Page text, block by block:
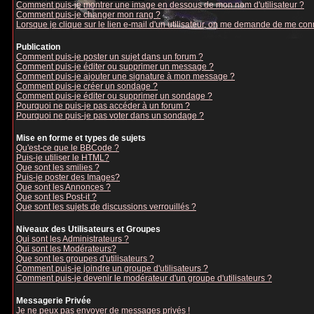
Comment puis-je montrer une image en dessous de mon nom d'utilisateur ?
Comment puis-je changer mon rang ?
Lorsque je clique sur le lien e-mail d'un utilisateur, on me demande de me
Publication
Comment puis-je poster un sujet dans un forum ?
Comment puis-je éditer ou supprimer un message ?
Comment puis-je ajouter une signature à mon message ?
Comment puis-je créer un sondage ?
Comment puis-je éditer ou supprimer un sondage ?
Pourquoi ne puis-je pas accéder à un forum ?
Pourquoi ne puis-je pas voter dans un sondage ?
Mise en forme et types de sujets
Qu'est-ce que le BBCode ?
Puis-je utiliser le HTML?
Que sont les smilies ?
Puis-je poster des Images?
Que sont les Annonces ?
Que sont les Post-it ?
Que sont les sujets de discussions verrouillés ?
Niveaux des Utilisateurs et Groupes
Qui sont les Administrateurs ?
Qui sont les Modérateurs?
Que sont les groupes d'utilisateurs ?
Comment puis-je joindre un groupe d'utilisateurs ?
Comment puis-je devenir le modérateur d'un groupe d'utilisateurs ?
Messagerie Privée
Je ne peux pas envoyer de messages privés !